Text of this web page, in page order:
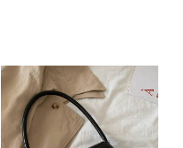
ばれ 10代 20代 30代 40代 C
-WAW1038